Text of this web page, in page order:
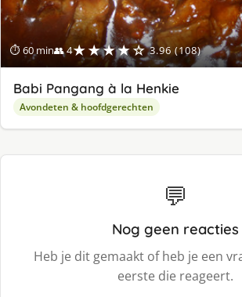
⏱ 60 min👥 4★★★★☆ 3.96 (108)
Babi Pangang à la Henkie
Avondeten & hoofdgerechten
💬
Nog geen reacties
Heb je dit gemaakt of heb je een
eerste die reageert.